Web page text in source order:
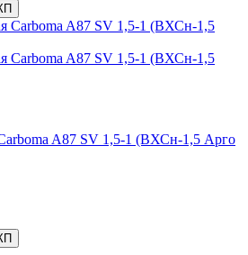
A87 SV 1,5-1 (ВХСн-1,5 Арго